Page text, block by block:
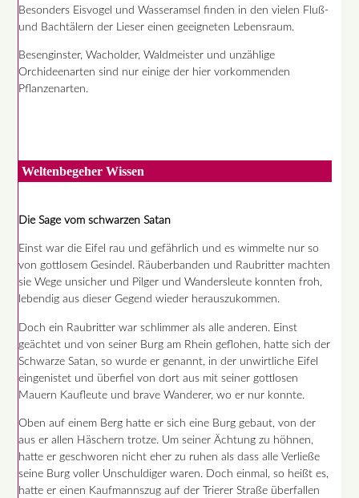
Besonders Eisvogel und Wasseramsel finden in den vielen Fluß-
und Bachtälern der Lieser einen geeigneten Lebensraum.
Besenginster, Wacholder, Waldmeister und unzählige
Orchideenarten sind nur einige der hier vorkommenden
Pflanzenarten.
Weltenbegeher Wissen
Die Sage vom schwarzen Satan
Einst war die Eifel rau und gefährlich und es wimmelte nur so
von gottlosem Gesindel. Räuberbanden und Raubritter machten
sie Wege unsicher und Pilger und Wandersleute konnten froh,
lebendig aus dieser Gegend wieder herauszukommen.
Doch ein Raubritter war schlimmer als alle anderen. Einst
geächtet und von seiner Burg am Rhein geflohen, hatte sich der
Schwarze Satan, so wurde er genannt, in der unwirtliche Eifel
eingenistet und überfiel von dort aus mit seiner gottlosen
Mauern Kaufleute und brave Wanderer, wo er nur konnte.
Oben auf einem Berg hatte er sich eine Burg gebaut, von der
aus er allen Häschern trotze. Um seiner Ächtung zu höhnen,
hatte er geschworen nicht eher zu ruhen als dass alle Verließe
seine Burg voller Unschuldiger waren. Doch einmal, so heißt es,
hatte er einen Kaufmannszug auf der Trierer Straße überfallen